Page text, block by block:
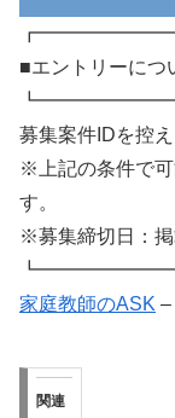
■エントリーにつ
募集案件IDを控
※上記の条件で可
す。
※募集締切日：
家庭教師のASK –
関連